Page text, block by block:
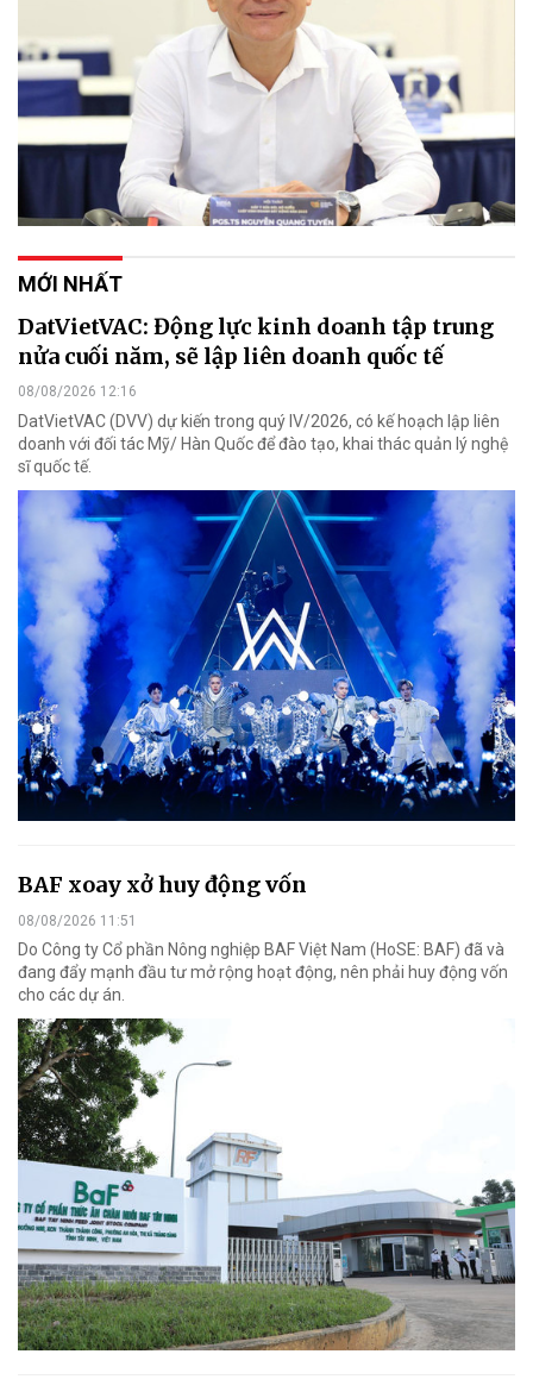
MỚI NHẤT
DatVietVAC: Động lực kinh doanh tập trung
nửa cuối năm, sẽ lập liên doanh quốc tế
08/08/2026 12:16
DatVietVAC (DVV) dự kiến trong quý IV/2026, có kế hoạch lập liên
doanh với đối tác Mỹ/ Hàn Quốc để đào tạo, khai thác quản lý nghệ
sĩ quốc tế.
BAF xoay xở huy động vốn
08/08/2026 11:51
Do Công ty Cổ phần Nông nghiệp BAF Việt Nam (HoSE: BAF) đã và
đang đẩy mạnh đầu tư mở rộng hoạt động, nên phải huy động vốn
cho các dự án.